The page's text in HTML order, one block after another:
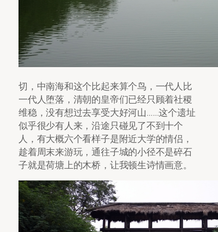
切，中南海和这个比起来算个鸟，一代人比
一代人堕落，清朝的皇帝们已经只顾着社稷
维稳，没有想过去享受大好河山……这个遗址
似乎很少有人来，沿途只碰见了不到十个
人，有大概六个看样子是附近大学的情侣，
趁着周末来游玩，通往子城的小径不是碎石
子就是荷塘上的木桥，让我顿生诗情画意。